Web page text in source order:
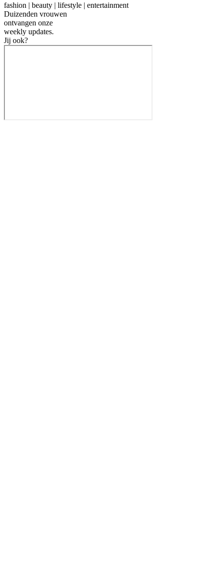
fashion | beauty | lifestyle | entertainment
Duizenden vrouwen
ontvangen onze
weekly updates.
Jij ook?